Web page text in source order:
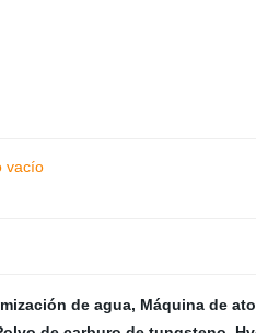
vacío
de agua, Máquina de